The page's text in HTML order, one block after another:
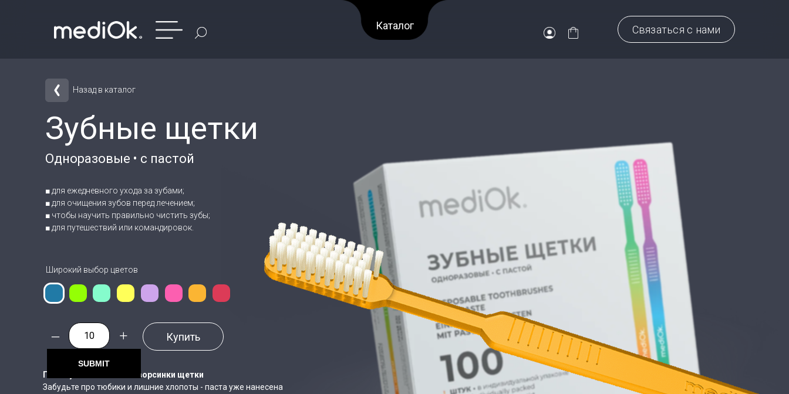
Связаться с нами
Каталог
Широкий выбор цветов
■ для ежедневного ухода за зубами;
■ для очищения зубов перед лечением;
■ чтобы научить правильно чистить зубы;
■ для путешествий или командировок.
Одноразовые • с пастой
Зубные щетки
Паста уже нанесена на ворсинки щетки
Забудьте про тюбики и лишние хлопоты - паста уже нанесена
– +
SUBMIT
Купить
Назад в каталог